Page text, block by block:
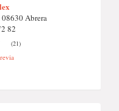
08630 Abrera
82
(21)